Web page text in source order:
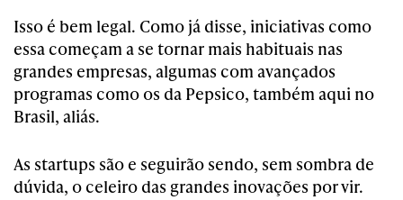
Isso é bem legal. Como já disse, iniciativas como
essa começam a se tornar mais habituais nas
grandes empresas, algumas com avançados
programas como os da Pepsico, também aqui no
Brasil, aliás.
As startups são e seguirão sendo, sem sombra de
dúvida, o celeiro das grandes inovações por vir.